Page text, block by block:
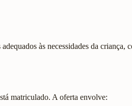
às necessidades da criança,
matriculado. A oferta envolve: